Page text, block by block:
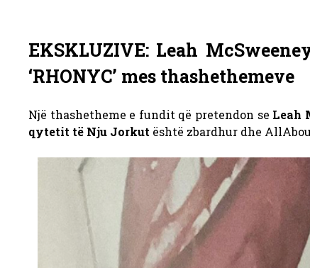
EKSKLUZIVE: Leah
‘RHONYC’ mes thashethemeve
Një thashetheme e fundit që pretendon se Leah
qytetit të Nju Jorkut është zbardhur dhe